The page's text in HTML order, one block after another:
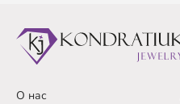
О нас